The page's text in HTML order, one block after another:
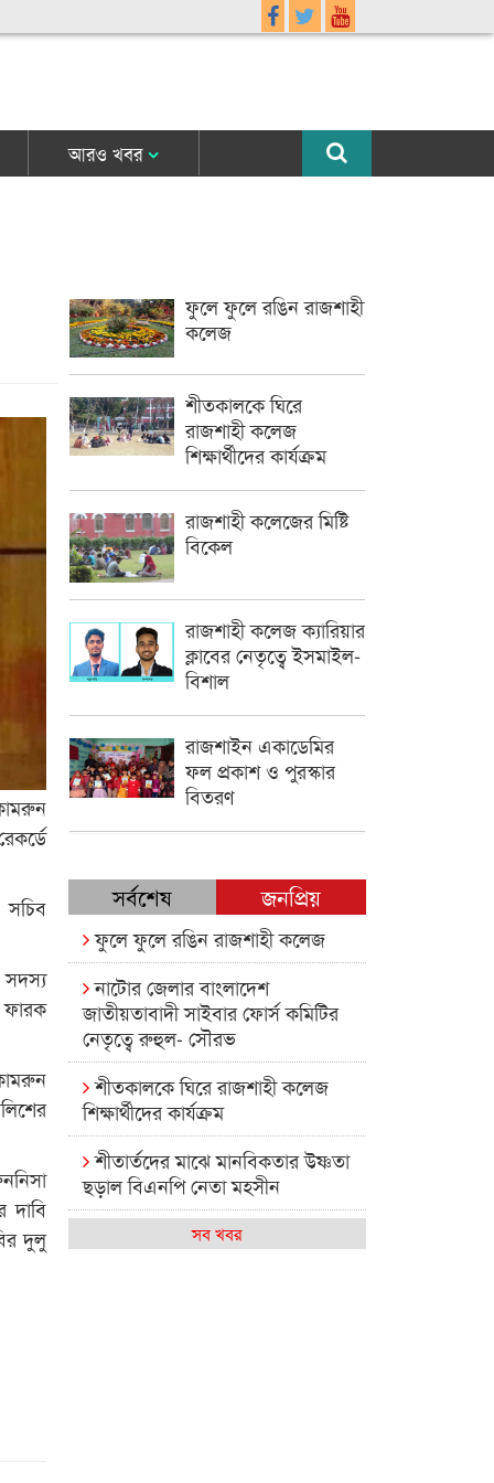
আরও খবর
সচিব
সদস্য
দাবি
দুলু
ফুলে ফুলে রঙিন রাজশাহী
কলেজ
শীতকালকে ঘিরে
রাজশাহী কলেজ
শিক্ষার্থীদের কার্যক্রম
রাজশাহী কলেজের মিষ্টি
বিকেল
রাজশাহী কলেজ ক্যারিয়ার
ক্লাবের নেতৃত্বে ইসমাইল-
বিশাল
রাজশাইন একাডেমির
ফল প্রকাশ ও পুরস্কার
বিতরণ
সর্বশেষ জনপ্রিয়
ফুলে ফুলে রঙিন রাজশাহী কলেজ
নাটোর জেলার বাংলাদেশ
জাতীয়তাবাদী সাইবার ফোর্স কমিটির
নেতৃত্বে রুহুল- সৌরভ
শীতকালকে ঘিরে রাজশাহী কলেজ
শিক্ষার্থীদের কার্যক্রম
শীতার্তদের মাঝে মানবিকতার উষ্ণতা
ছড়াল বিএনপি নেতা মহসীন
রাজশাহী কলেজের মিষ্টি বিকেল
সব খবর